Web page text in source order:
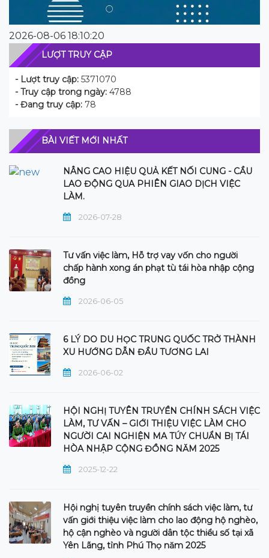
2026-08-06 18:10:20
LƯỢT TRUY CẬP
- Lượt truy cập: 5371070
- Truy cập trong ngày: 4788
- Đang truy cập: 78
BÀI VIẾT MỚI NHẤT
NÂNG CAO HIỆU QUẢ KẾT NỐI CUNG - CẦU
LAO ĐỘNG QUA PHIÊN GIAO DỊCH VIỆC
LÀM.
2026-07-28
Tư vấn việc làm, Hỗ trợ vay vốn cho người
chấp hành xong án phạt tù tái hòa nhập cộng
đồng
2026-06-05
6 LÝ DO DU HỌC TRUNG QUỐC TRỞ THÀNH
XU HƯỚNG DẪN ĐẦU TƯƠNG LAI
2026-06-02
HỘI NGHỊ TUYÊN TRUYỀN CHÍNH SÁCH VIỆC
LÀM, TƯ VẤN – GIỚI THIỆU VIỆC LÀM CHO
NGƯỜI CAI NGHIỆN MA TÚY CHUẨN BỊ TÁI
HÒA NHẬP CỘNG ĐỒNG NĂM 2025
2025-12-22
Hội nghị tuyên truyền chính sách việc làm, tư
vấn giới thiệu việc làm cho lao động hộ nghèo,
hộ cận nghèo và người dân tộc thiểu số tại xã
Yên Lãng, tỉnh Phú Thọ năm 2025